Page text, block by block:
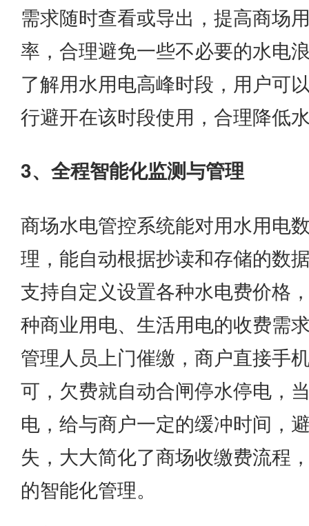
需求随时查看或导出，提高商场
率，合理避免一些不必要的水电
了解用水用电高峰时段，用户可
行避开在该时段使用，合理降低
3、全程智能化监测与管理
商场水电管控系统能对用水用电
理，能自动根据抄读和存储的数
支持自定义设置各种水电费价格
种商业用电、生活用电的收费需
管理人员上门催缴，商户直接手
可，欠费就自动合闸停水停电，
电，给与商户一定的缓冲时间，
失，大大简化了商场收缴费流程
的智能化管理。